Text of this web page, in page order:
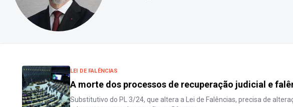
LEI DE FALÊNCIAS
A morte dos processos de recuperação judicial e
Substitutivo do PL 3/24, que altera a Lei de Falências, precisa de